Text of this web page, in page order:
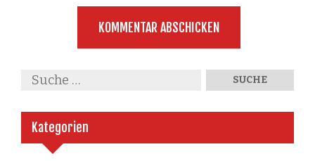
Kategorien